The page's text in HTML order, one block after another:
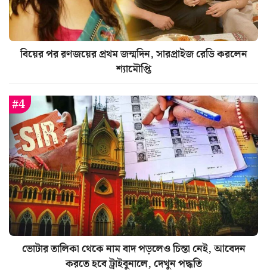
বিয়ের পর রণজয়ের প্রথম জন্মদিন, সারপ্রাইজ রেডি করলেন
শ্যামৌপ্তি
ভোটার তালিকা থেকে নাম বাদ পড়লেও চিন্তা নেই, আবেদন
করতে হবে ট্রাইবুনালে, দেখুন পদ্ধতি